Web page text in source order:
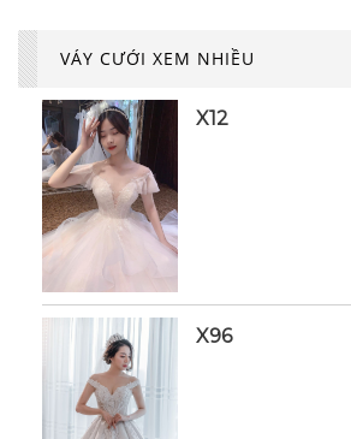
VÁY CƯỚI XEM NHIỀU
X12
X96